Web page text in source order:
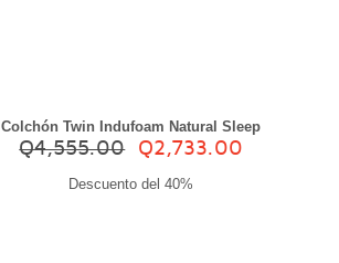
Colchón Twin Indufoam Natural Sleep
Q4,555.00 Q2,733.00
Descuento del 40%